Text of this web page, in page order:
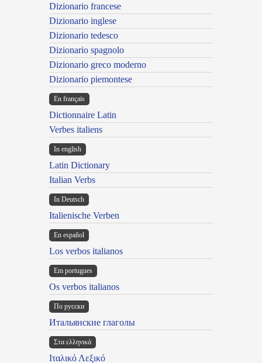
Dizionario francese
Dizionario inglese
Dizionario tedesco
Dizionario spagnolo
Dizionario greco moderno
Dizionario piemontese
En français
Dictionnaire Latin
Verbes italiens
In english
Latin Dictionary
Italian Verbs
In Deutsch
Italienische Verben
En español
Los verbos italianos
Em portugues
Os verbos italianos
По русски
Итальянские глаголы
Στα ελληνικά
Ιταλικό Λεξικό